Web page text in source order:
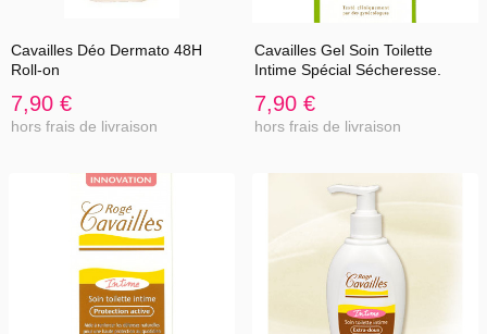
Cavailles Déo Dermato 48H
Roll-on
7,90 €
hors frais de livraison
Cavailles Gel Soin Toilette
Intime Spécial Sécheresse.
7,90 €
hors frais de livraison